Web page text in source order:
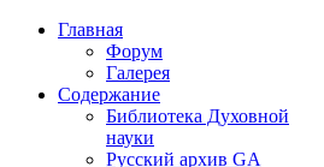
Главная
Форум
Галерея
Содержание
Библиотека Духовной
науки
Русский архив GA